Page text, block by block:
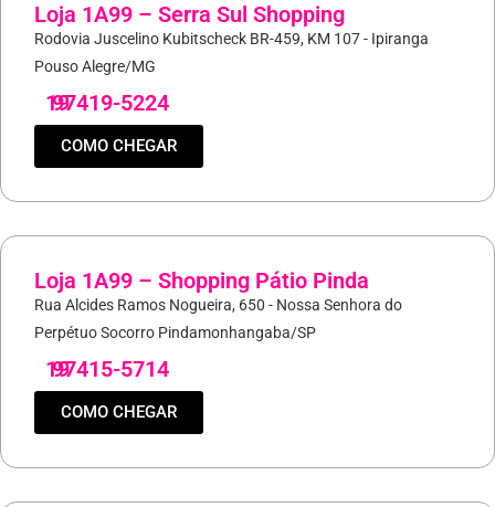
Loja 1A99 – Serra Sul Shopping
Rodovia Juscelino Kubitscheck BR-459, KM 107 - Ipiranga
Pouso Alegre/MG
19
97419-5224
COMO CHEGAR
Loja 1A99 – Shopping Pátio Pinda
Rua Alcides Ramos Nogueira, 650 - Nossa Senhora do
Perpétuo Socorro Pindamonhangaba/SP
19
97415-5714
COMO CHEGAR